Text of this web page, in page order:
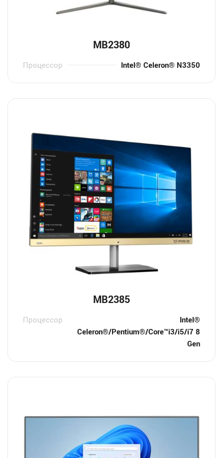
MB2380
Процессор Intel® Celeron® N3350
MB2385
Процессор
Intel®
Celeron®/Pentium®/Core™i3/i5/i7 8
Gen